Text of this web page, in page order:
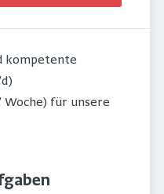
kompetente
für unsere